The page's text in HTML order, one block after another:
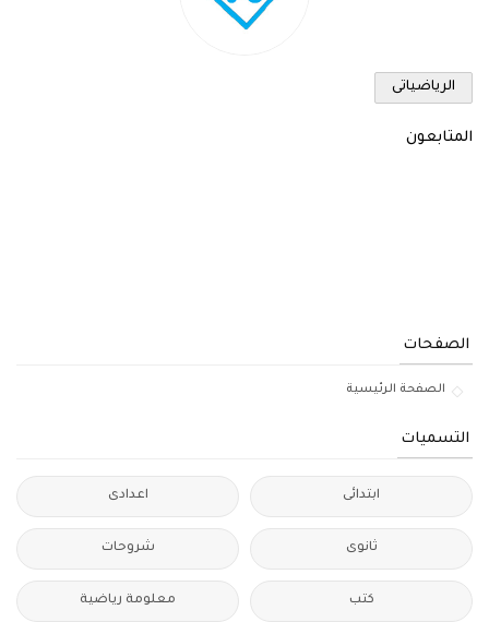
الرياضياتى
المتابعون
الصفحات
الصفحة الرئيسية
التسميات
ابتدائى اعدادى
ثانوى شروحات
كتب معلومة رياضية